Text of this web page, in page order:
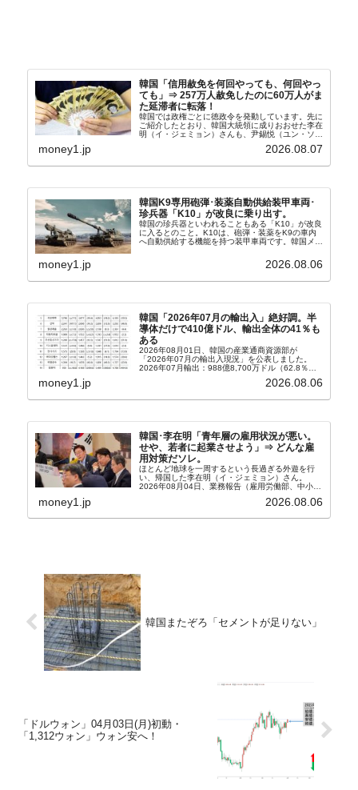
韓国「信用赦免を何回やっても、何回やっ
ても」⇒ 257万人赦免したのに60万人がま
た延滞者に転落！
韓国では政権ごとに徳政令を発動しています。先に
ご紹介したとおり、韓国大統領に成りおおせた李在
明（イ・ジェミョン）さんも、尹錫悦（ユン・ソギ
バンクにして不良債権の買い取りを行い、分割償還
money1.jp 2026.08.07
韓国K9専用砲弾･装薬自動供給装甲車両･
珍兵器「K10」が改良に乗り出す。
韓国の珍兵器といわれることもある「K10」が改良
に入るとのこと。K10は、砲弾・装薬をK9の車内
へ自動供給する機能を持つ装甲車両です。韓国メデ
から以下に一部を引きます。2005年に初めて...
money1.jp 2026.08.06
韓国「2026年07月の輸出入」絶好調。半
導体だけで410億ドル、輸出全体の41％も
ある
2026年08月01日、韓国の産業通商資源部が
「2026年07月の輸出入現況」を公表しました。
2026年07月輸出：988億8,700万ドル（62.8％）
money1.jp 2026.08.06
韓国･李在明「青年層の雇用状況が悪い。
せや、若者に起業させよう」⇒ どんな雇
用対策だソレ。
ほとんど地球を一周するという長過ぎる外遊を行
い、帰国した李在明（イ・ジェミョン）さん。
2026年08月04日、業務報告（雇用労働部、中小ベ
上、韓国大統領に成りおおせた李在明（イ・ジェミ
money1.jp 2026.08.06
韓国またぞろ「セメントが足りない」
「ドルウォン」04月03日(月)初動・
「1,312ウォン」ウォン安へ！